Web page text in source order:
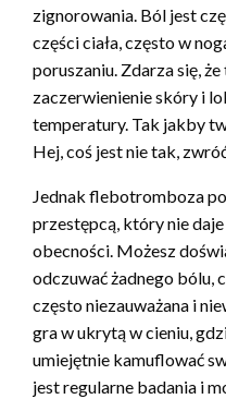
zignorowania. Ból jest
części ciała, często w
poruszaniu. Zdarza się,
zaczerwienienie skóry i
temperatury. Tak jakby
Hej, coś jest nie tak,
Jednak flebotromboza
przestępcą, który nie
obecności. Możesz
odczuwać żadnego bólu,
często niezauważana i
gra w ukrytą w cieniu,
umiejętnie kamuflować
jest regularne badania i